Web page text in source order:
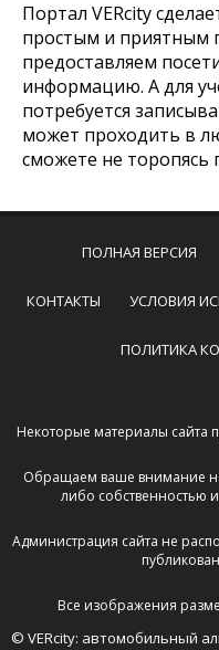
Портал VERcity
простым и приятным
предоставляем
информацию. А для
потребуется
может проходить в
сможете не торопясь
ПОЛНАЯ ВЕРСИЯ
КОНТАКТЫ УСЛОВИЯ
ПОЛИТИКА
Некоторые материалы сайта
Обращаем ваше внимание
либо собственностью
Администрация сайта не
Все изображения
© VERcity: автомобильный